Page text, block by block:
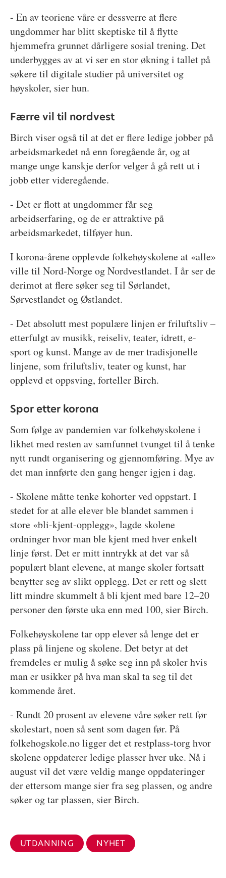
- En av teoriene våre er dessverre at flere
ungdommer har blitt skeptiske til å flytte
hjemmefra grunnet dårligere sosial trening. Det
underbygges av at vi ser en stor økning i tallet på
søkere til digitale studier på universitet og
høyskoler, sier hun.
Færre vil til nordvest
Birch viser også til at det er flere ledige jobber på
arbeidsmarkedet nå enn foregående år, og at
mange unge kanskje derfor velger å gå rett ut i
jobb etter videregående.
- Det er flott at ungdommer får seg
arbeidserfaring, og de er attraktive på
arbeidsmarkedet, tilføyer hun.
I korona-årene opplevde folkehøyskolene at «alle»
ville til Nord-Norge og Nordvestlandet. I år ser de
derimot at flere søker seg til Sørlandet,
Sørvestlandet og Østlandet.
- Det absolutt mest populære linjen er friluftsliv –
etterfulgt av musikk, reiseliv, teater, idrett, e-
sport og kunst. Mange av de mer tradisjonelle
linjene, som friluftsliv, teater og kunst, har
opplevd et oppsving, forteller Birch.
Spor etter korona
Som følge av pandemien var folkehøyskolene i
likhet med resten av samfunnet tvunget til å tenke
nytt rundt organisering og gjennomføring. Mye av
det man innførte den gang henger igjen i dag.
- Skolene måtte tenke kohorter ved oppstart. I
stedet for at alle elever ble blandet sammen i
store «bli-kjent-opplegg», lagde skolene
ordninger hvor man ble kjent med hver enkelt
linje først. Det er mitt inntrykk at det var så
populært blant elevene, at mange skoler fortsatt
benytter seg av slikt opplegg. Det er rett og slett
litt mindre skummelt å bli kjent med bare 12–20
personer den første uka enn med 100, sier Birch.
Folkehøyskolene tar opp elever så lenge det er
plass på linjene og skolene. Det betyr at det
fremdeles er mulig å søke seg inn på skoler hvis
man er usikker på hva man skal ta seg til det
kommende året.
- Rundt 20 prosent av elevene våre søker rett før
skolestart, noen så sent som dagen før. På
folkehogskole.no ligger det et restplass-torg hvor
skolene oppdaterer ledige plasser hver uke. Nå i
august vil det være veldig mange oppdateringer
der ettersom mange sier fra seg plassen, og andre
søker og tar plassen, sier Birch.
UTDANNING NYHET